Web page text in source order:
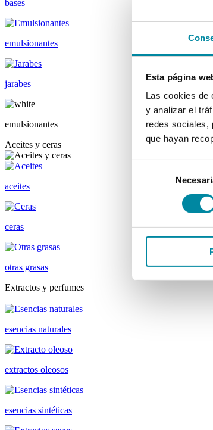
Esta página
Las cookies de
y analizar el
redes sociales,
que hayan
consentimiento
bases
emulsionantes
jarabes
emulsionantes
Aceites y ceras
aceites
ceras
otras grasas
Extractos y perfumes
esencias naturales
extractos oleosos
esencias sintéticas